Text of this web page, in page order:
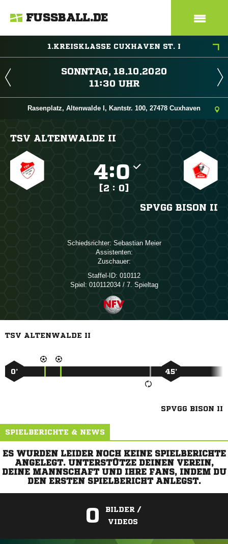
FUSSBALL.DE
1.KREISKLASSE CUXHAVEN ST. I
 
 
Rasenplatz, Altenwalde I, Kantstr. 100, 27478 Cuxhaven
TSV ALTENWALDE II
:
[2 : 0]
SPVGG BISON II
Schiedsrichter:  
Assistenten:
Zuschauer:
Staffel-ID: 010112
Spiel: 010112034 / 7. Spieltag
TSV ALTENWALDE II
0’ 45’
SPVGG BISON II
SPIELBERICHTE & NEWS
ES WURDEN LEIDER NOCH KEINE SPIELBERICHTE
ANGELEGT. UNTERSTÜTZE DEINEN VEREIN,
DEINE MANNSCHAFT UND IHRE FANS, INDEM DU
DEN ERSTEN SPIELBERICHT ANLEGST.
0
BILDER /
VIDEOS